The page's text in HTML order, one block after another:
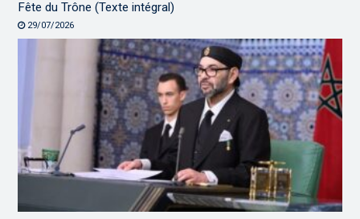
Fête du Trône (Texte intégral)
29/07/2026